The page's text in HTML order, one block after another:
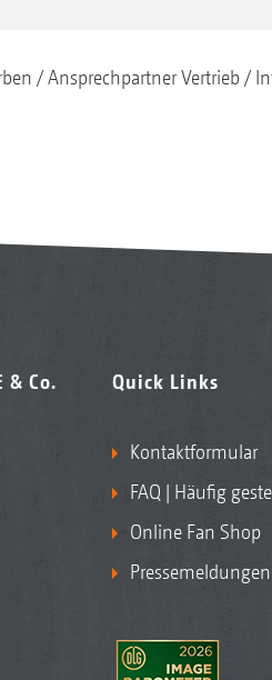
Ansprechpartner Vertrieb
& Co.
Quick Links
Kontaktformular
FAQ | Häufig
Online Fan Shop
Pressemeldungen